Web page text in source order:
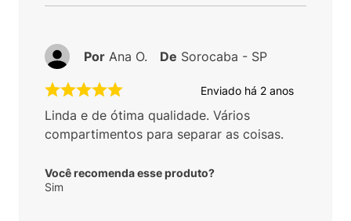
Enviado há 2 anos
Linda e de ótima qualidade. Vários
compartimentos para separar as coisas.
Você recomenda esse produto?
Sim
Por Ana O. De Sorocaba - SP